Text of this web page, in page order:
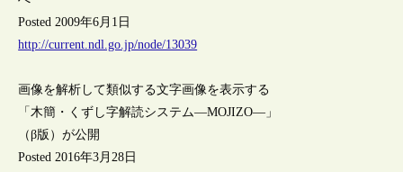
Posted 2009年6月1日
http://current.ndl.go.jp/node/13039
画像を解析して類似する文字画像を表示する
「木簡・くずし字解読システム―MOJIZO―」
（β版）が公開
Posted 2016年3月28日